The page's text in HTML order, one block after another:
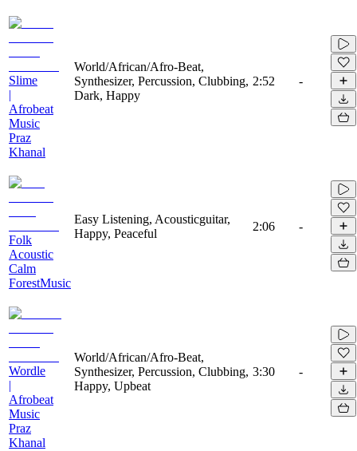
Slime
|
Afrobeat
Music
Praz
Khanal
World/African/Afro-Beat,
Synthesizer, Percussion, Clubbing,
Dark, Happy
2:52 -
Folk
Acoustic
Calm
ForestMusic
Easy Listening, Acousticguitar,
Happy, Peaceful
2:06 -
Wordle
|
Afrobeat
Music
Praz
Khanal
World/African/Afro-Beat,
Synthesizer, Percussion, Clubbing,
Happy, Upbeat
3:30 -